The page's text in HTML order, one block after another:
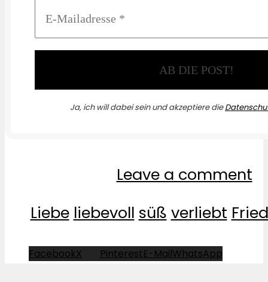
Ja, ich will dabei sein und akzeptiere die
Leave a comment
Liebe liebevoll süß verliebt
FacebookX PinterestE-MailWhatsApp